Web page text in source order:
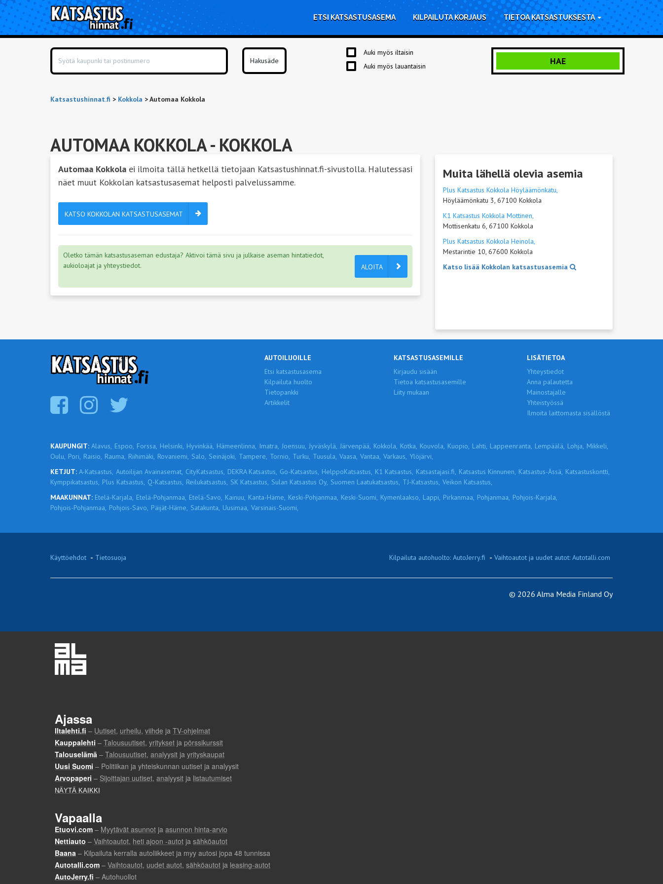
ETSI KATSASTUSASEMA KILPAILUTA KORJAUS TIETOA KATSASTUKSESTA
Auki myös iltaisin
Auki myös lauantaisin
HAE
Katsastushinnat.fi > Kokkola >Automaa Kokkola
AUTOMAA KOKKOLA- KOKKOLA
Automaa Kokkola ei ilmoita tällä hetkellä tietojaan Katsastushinnat.fi-sivustolla. Halutessasi
näet muut Kokkolan katsastusasemat helposti palvelussamme.
KATSO KOKKOLAN KATSASTUSASEMAT
ALOITA
Oletko tämän katsastusaseman edustaja? Aktivoi tämä sivu ja julkaise aseman hintatiedot,
aukioloajat ja yhteystiedot.
Muita lähellä olevia asemia
Plus Katsastus Kokkola Höyläämönkatu,
Höyläämönkatu 3, 67100 Kokkola
K1 Katsastus Kokkola Mottinen,
Mottisenkatu 6, 67100 Kokkola
Plus Katsastus Kokkola Heinola,
Mestarintie 10, 67600 Kokkola
Katso lisää Kokkolan katsastusasemia
AUTOILIJOILLE
Etsi katsastusasema
Kilpailuta huolto
Tietopankki
Artikkelit
KATSASTUSASEMILLE
Kirjaudu sisään
Tietoa katsastusasemille
Liity mukaan
LISÄTIETOA
Yhteystiedot
Anna palautetta
Mainostajalle
Yhteistyössä
Ilmoita laittomasta sisällöstä
KAUPUNGIT: Alavus, Espoo, Forssa, Helsinki, Hyvinkää, Hämeenlinna, Imatra, Joensuu, Jyväskylä, Järvenpää, Kokkola, Kotka, Kouvola, Kuopio, Lahti, Lappeenranta, Lempäälä, Lohja, Mikkeli,
Oulu, Pori, Raisio, Rauma, Riihimäki, Rovaniemi, Salo, Seinäjoki, Tampere, Tornio, Turku, Tuusula, Vaasa, Vantaa, Varkaus, Ylöjärvi,
KETJUT: A-Katsastus, Autoilijan Avainasemat, CityKatsastus, DEKRA Katsastus, Go-Katsastus, HelppoKatsastus, K1 Katsastus, Katsastajasi.fi, Katsastus Kinnunen, Katsastus-Ässä, Katsastuskontti,
Kymppikatsastus, Plus Katsastus, Q-Katsastus, Reilukatsastus, SK Katsastus, Sulan Katsastus Oy, Suomen Laatukatsastus, TJ-Katsastus, Veikon Katsastus,
MAAKUNNAT: Etelä-Karjala, Etelä-Pohjanmaa, Etelä-Savo, Kainuu, Kanta-Häme, Keski-Pohjanmaa, Keski-Suomi, Kymenlaakso, Lappi, Pirkanmaa, Pohjanmaa, Pohjois-Karjala,
Pohjois-Pohjanmaa, Pohjois-Savo, Päijät-Häme, Satakunta, Uusimaa, Varsinais-Suomi,
Käyttöehdot - Tietosuoja Kilpailuta autohuolto: AutoJerry.fi - Vaihtoautot ja uudet autot: Autotalli.com
© 2026 Alma Media Finland Oy